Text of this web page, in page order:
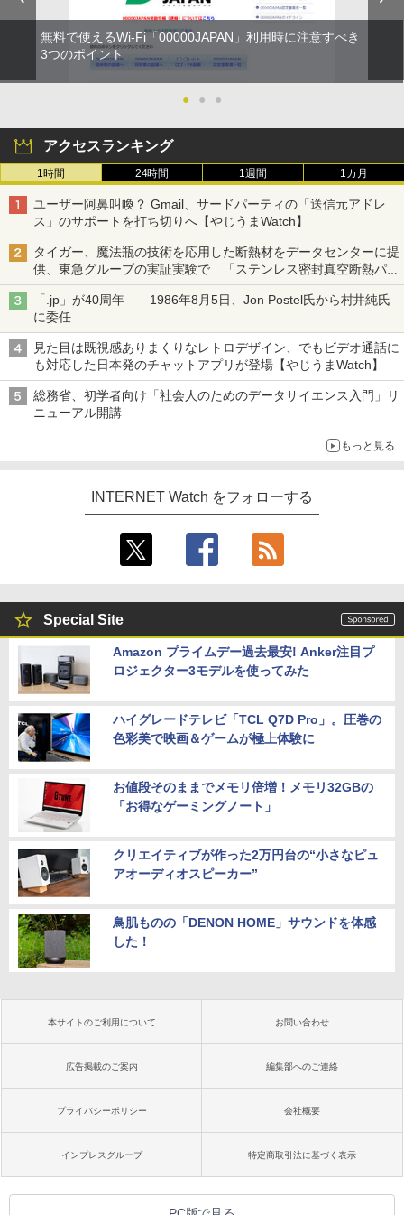
無料で使えるWi-Fi「00000JAPAN」利用時に注意すべき
3つのポイント
● ● ●
アクセスランキング
1時間 24時間 1週間 1カ月
ユーザー阿鼻叫喚？ Gmail、サードパーティの「送信元アドレ
ス」のサポートを打ち切りへ【やじうまWatch】
タイガー、魔法瓶の技術を応用した断熱材をデータセンターに提
供、東急グループの実証実験で 「ステンレス密封真空断熱パネ
ル TIVIP」
「.jp」が40周年――1986年8月5日、Jon Postel氏から村井純氏
に委任
見た目は既視感ありまくりなレトロデザイン、でもビデオ通話に
も対応した日本発のチャットアプリが登場【やじうまWatch】
総務省、初学者向け「社会人のためのデータサイエンス入門」リ
ニューアル開講
もっと見る
INTERNET Watch をフォローする
Special Site
Amazon プライムデー過去最安! Anker注目プ
ロジェクター3モデルを使ってみた
ハイグレードテレビ「TCL Q7D Pro」。圧巻の
色彩美で映画＆ゲームが極上体験に
お値段そのままでメモリ倍増！メモリ32GBの
「お得なゲーミングノート」
クリエイティブが作った2万円台の“小さなピュ
アオーディオスピーカー”
鳥肌ものの「DENON HOME」サウンドを体感
した！
本サイトのご利用について お問い合わせ
広告掲載のご案内 編集部へのご連絡
プライバシーポリシー 会社概要
インプレスグループ 特定商取引法に基づく表示